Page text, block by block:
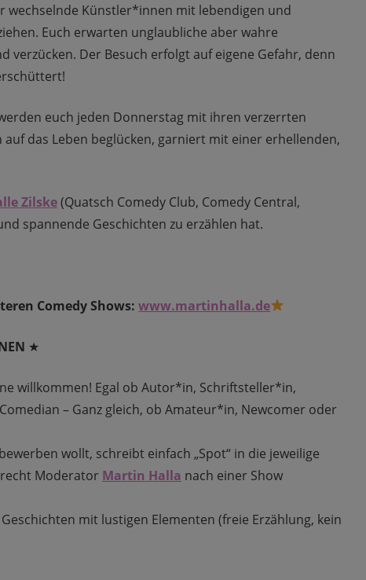
wechselnde Künstler*innen mit lebendigen und
Euch erwarten unglaubliche aber wahre
verzücken. Der Besuch erfolgt auf eigene Gefahr, denn
euch jeden Donnerstag mit ihren verzerrten
das Leben beglücken, garniert mit einer erhellenden,
Zilske(Quatsch Comedy Club, Comedy Central,
spannende Geschichten zu erzählen hat.
Comedy Shows:www.martinhalla.de
★
willkommen! Egal ob Autor*in, Schriftsteller*in,
– Ganz gleich, ob Amateur*in, Newcomer oder
wollt, schreibt einfach „Spot“ in die jeweilige
Moderator Martin Halla nach einer Show
mit lustigen Elementen (freie Erzählung, kein